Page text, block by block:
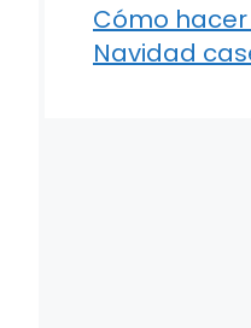
Cómo
Navidad